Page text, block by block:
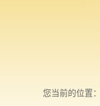
您当前的位置：